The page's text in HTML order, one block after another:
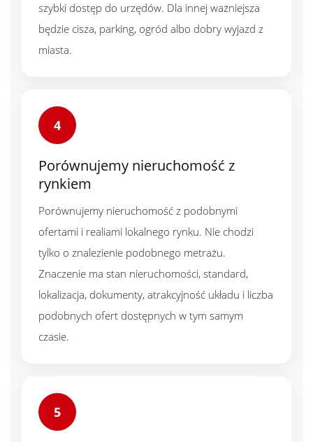
szybki dostęp do urzędów. Dla innej ważniejsza
będzie cisza, parking, ogród albo dobry wyjazd z
miasta.
4
Porównujemy nieruchomość z
rynkiem
Porównujemy nieruchomość z podobnymi
ofertami i realiami lokalnego rynku. Nie chodzi
tylko o znalezienie podobnego metrażu.
Znaczenie ma stan nieruchomości, standard,
lokalizacja, dokumenty, atrakcyjność układu i liczba
podobnych ofert dostępnych w tym samym
czasie.
5